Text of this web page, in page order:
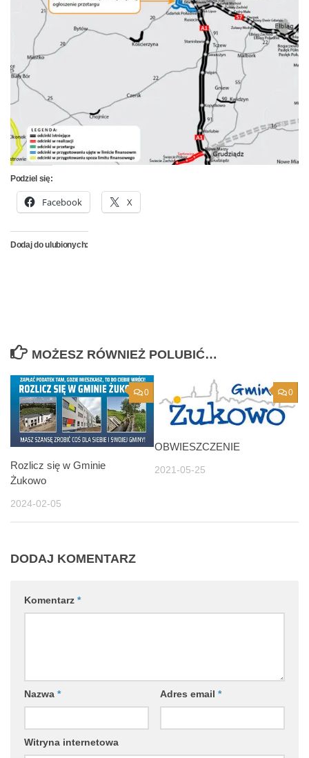
Podziel się:
Facebook X
Dodaj do ulubionych:
MOŻESZ RÓWNIEŻ POLUBIĆ…
0
Rozlicz się w Gminie
Żukowo
2024-02-05
0
OBWIESZCZENIE
2021-05-25
DODAJ KOMENTARZ
Komentarz *
Nazwa * Adres email *
Witryna internetowa